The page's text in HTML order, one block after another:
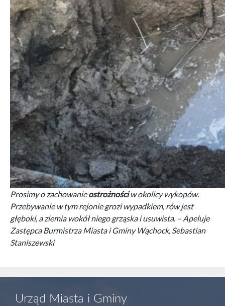
Prosimy o zachowanieostrożnościw okolicy wykopów.
Przebywanie w tym rejonie grozi wypadkiem, rów jest
głęboki, a ziemia wokół niego grząska i usuwista. – Apeluje
Zastępca Burmistrza Miasta i Gminy Wąchock, Sebastian
Staniszewski
Urząd Miasta i Gminy